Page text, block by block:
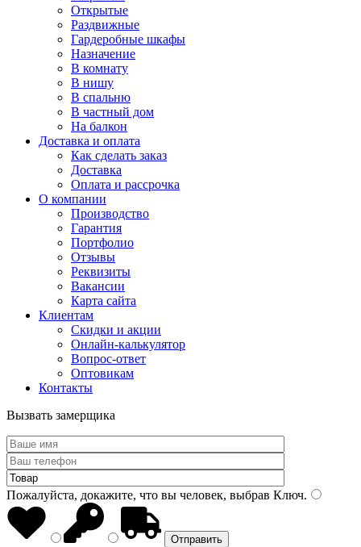
Открытые
Раздвижные
Гардеробные шкафы
Назначение
В комнату
В нишу
В спальню
В частный дом
На балкон
Доставка и оплата
Как сделать заказ
Доставка
Оплата и рассрочка
О компании
Производство
Гарантия
Портфолио
Отзывы
Реквизиты
Вакансии
Карта сайта
Клиентам
Скидки и акции
Онлайн-калькулятор
Вопрос-ответ
Оптовикам
Контакты
Вызвать замерщика
Пожалуйста, докажите, что вы человек, выбрав Ключ.